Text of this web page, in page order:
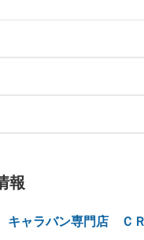
運転席/助手席
続
アップ － 展示・試乗車
モリーナビ他
ウォッシャ
報
キャラバン専門店 Ｃ